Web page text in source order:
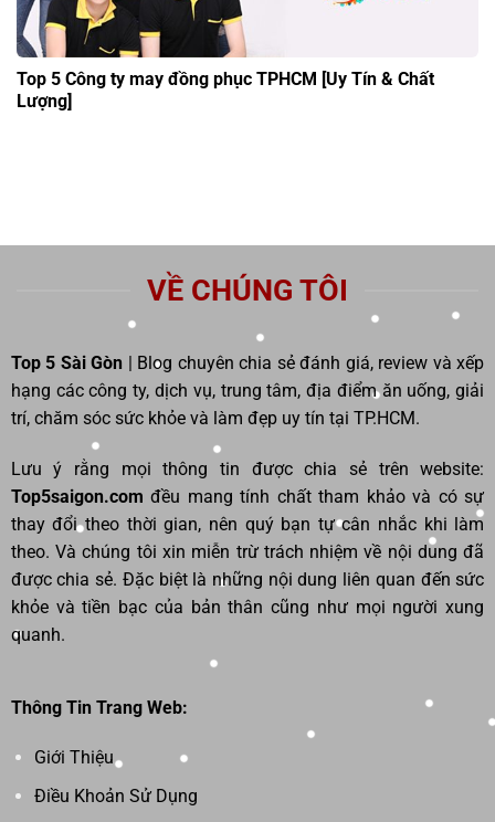
Top 5 Công ty may đồng phục TPHCM [Uy Tín & Chất
Lượng]
VỀ CHÚNG TÔI
Top 5 Sài Gòn | Blog chuyên chia sẻ đánh giá, review và xếp
hạng các công ty, dịch vụ, trung tâm, địa điểm ăn uống, giải
trí, chăm sóc sức khỏe và làm đẹp uy tín tại TP.HCM.
Lưu ý rằng mọi thông tin được chia sẻ trên website:
Top5saigon.comđều mang tính chất tham khảo và có sự
thay đổi theo thời gian, nên quý bạn tự cân nhắc khi làm
theo. Và chúng tôi xin miễn trừ trách nhiệm về nội dung đã
được chia sẻ. Đặc biệt là những nội dung liên quan đến sức
khỏe và tiền bạc của bản thân cũng như mọi người xung
quanh.
Thông Tin Trang Web:
Giới Thiệu
Điều Khoản Sử Dụng